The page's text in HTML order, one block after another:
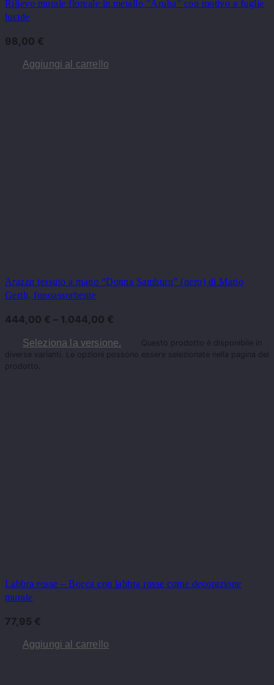
Rilievo murale floreale in metallo "Aruba" con motivo a foglie
lucide
98,00 €
Aggiungi al carrello
Arazzo tessuto a mano “Donna Samburu” (nero) di Mario
Gerth, fonoassorbente
444,00 € – 1.044,00 €
Seleziona la versione.
Questo prodotto è disponibile in
diverse varianti. Le opzioni possono essere selezionate nella pagina del
prodotto.
Labbra rosse – Bocca con labbra rosse come decorazione
murale
77,95 €
Aggiungi al carrello